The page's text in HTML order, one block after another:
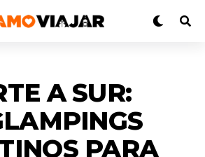
A SUR:
PARA